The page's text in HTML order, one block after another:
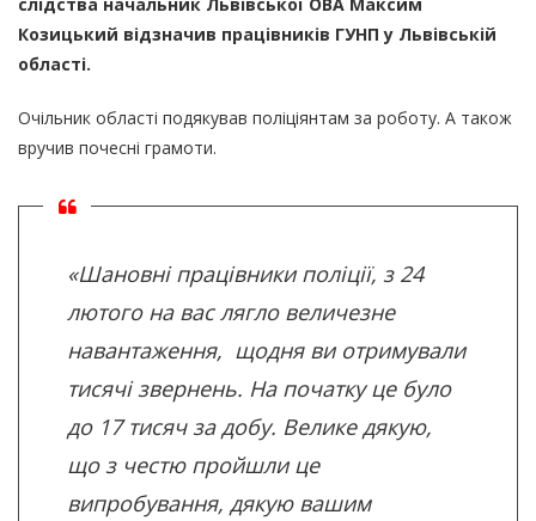
Козицький відзначив працівників ГУНП у Львівській
області.
Очільник області подякував поліціянтам за роботу. А також
вручив почесні грамоти.
«Шановні працівники поліції, з 24
лютого на вас лягло величезне
навантаження, щодня ви отримували
тисячі звернень. На початку це було
до 17 тисяч за добу. Велике дякую,
що з честю пройшли це
випробування, дякую вашим